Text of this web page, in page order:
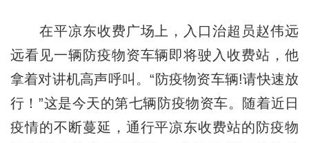
在平凉东收费广场上，入口治超员赵伟远
远看见一辆防疫物资车辆即将驶入收费站，他
拿着对讲机高声呼叫。“防疫物资车辆!请快速放
行！”这是今天的第七辆防疫物资车。随着近日
疫情的不断蔓延，通行平凉东收费站的防疫物